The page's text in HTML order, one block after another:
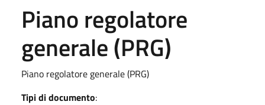
Piano regolatore
generale (PRG)
Piano regolatore generale (PRG)
Tipi di documento: